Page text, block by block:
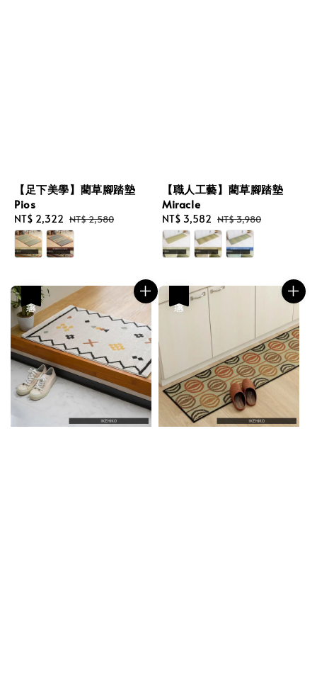
【足下美學】藺草腳踏墊
Pios
Sale
price
NT$ 2,322 Regular
price
NT$ 2,580
【職人工藝】藺草腳踏墊
Miracle
Sale
price
NT$ 3,582 Regular
price
NT$ 3,980